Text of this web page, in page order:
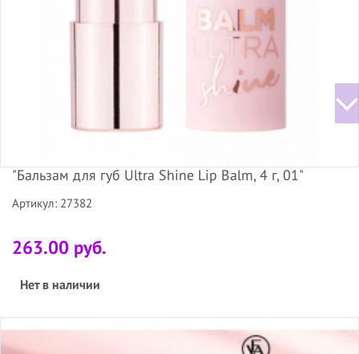
"Бальзам для губ Ultra Shine Lip Balm, 4 г, 01"
Артикул: 27382
263.00 руб.
Нет в наличии